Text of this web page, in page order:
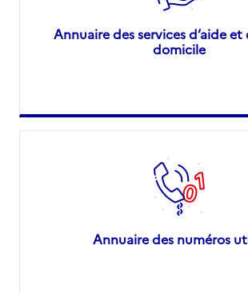
Annuaire des services d’aide et
domicile
Annuaire des numéros